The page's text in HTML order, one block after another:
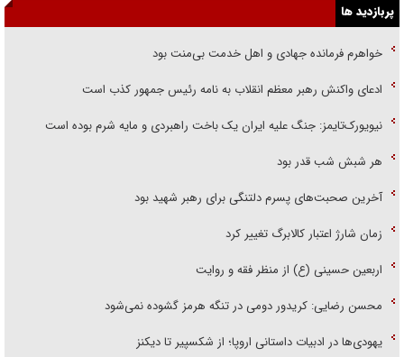
پربازدید ها
خواهرم فرمانده جهادی و اهل خدمت بی‌منت بود
ادعای واکنش رهبر معظم انقلاب به نامه رئیس جمهور کذب است
نیویورک‌تایمز: جنگ علیه ایران یک باخت راهبردی و مایه شرم بوده است
هر شبش شب قدر بود
آخرین صحبت‌های پسرم دلتنگی برای رهبر شهید بود
زمان شارژ اعتبار کالابرگ تغییر کرد
اربعین حسینی (ع) از منظر فقه و روایت
محسن رضایی: کریدور دومی در تنگه هرمز گشوده نمی‌شود
یهودی‌ها در ادبیات داستانی اروپا؛ از شکسپیر تا دیکنز